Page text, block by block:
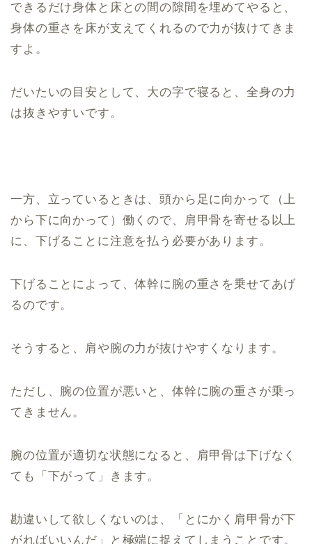
できるだけ身体と床との間の隙間を埋めてやると、
身体の重さを床が支えてくれるので力が抜けてきま
すよ。
だいたいの目安として、大の字で寝ると、全身の力
は抜きやすいです。
一方、立っているときは、頭から足に向かって（上
から下に向かって）働くので、肩甲骨を寄せる以上
に、下げることに注意を払う必要があります。
下げることによって、体幹に腕の重さを乗せてあげ
るのです。
そうすると、肩や腕の力が抜けやすくなります。
ただし、腕の位置が悪いと、体幹に腕の重さが乗っ
てきません。
腕の位置が適切な状態になると、肩甲骨は下げなく
ても「下がって」きます。
勘違いして欲しくないのは、「とにかく肩甲骨が下
がればいいんだ」と極端に捉えてしまうことです。